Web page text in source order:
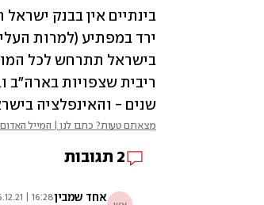
שנים - והאינפלציה בישראל היא
מצאתם טעות? כתבו לנו | המייל האדום
2 תגובות
אחד שמבין16:28 | 16.12.21